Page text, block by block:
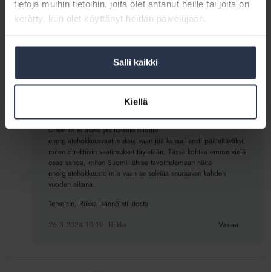
tietoja muihin tietoihin, joita olet antanut heille tai joita on
kerätty, kun olet käyttänyt heidän palvelujaan.
Salli kaikki
Kiellä
Suomessa ympäristöministeriö vastaa rakennusten
energiatehokkuusdirektiivin kansallisesta valmistelusta.
Valmistelua varten tullaan perustamaan useampia työryhmiä,
joissa on myös sidosryhmien edustajia mukana. Me
Isännöintiliitossa vaikutamme valmisteluun näiden työryhmien
kautta ja mukana on varmasti myös muita kiinteistö- ja
Direktiivi ei aseta yksittäisille taloille
energiatehokkuusvaatimuksia vaan jää kansallisesti päätettäväksi,
miten direktiivin vaatimukset täytetään. Tässä kohtaa emme vielä
osaa sanoa, miten Suomi lähtee tavoittelemaan näitä
energiatehokkuustoimia vaan se selviää seuraavan kahden
vuoden aikana.
Terveisin, Riikka Isännöintiliitosta
26.3.2024 10:19
Riikka Vastaa